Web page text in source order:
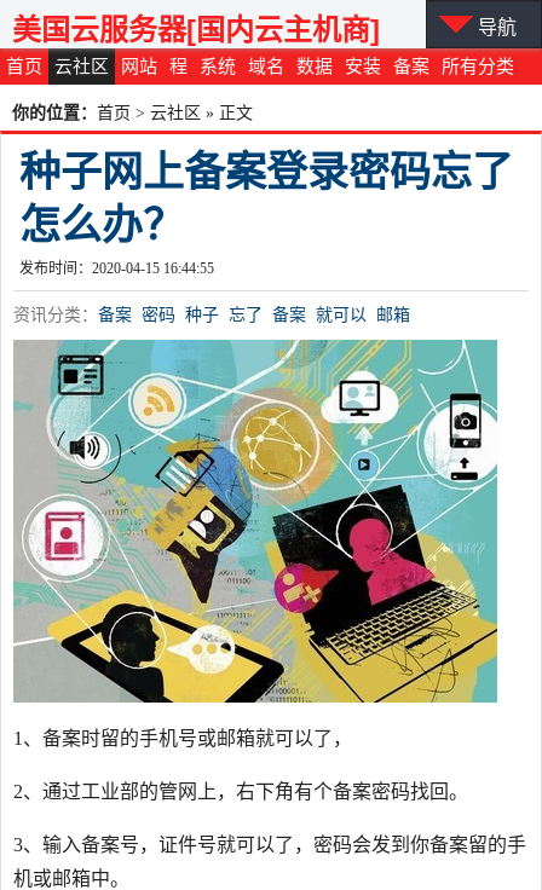
首页 云社区 网站 程 系统 域名 数据 安装 备案 所有分类
美国云服务器[国内云主机商] 导航
你的位置： 首页 > 云社区 » 正文
种子网上备案登录密码忘了
怎么办？
发布时间：2020-04-15 16:44:55
资讯分类： 备案 密码 种子 忘了 备案 就可以 邮箱
1、备案时留的手机号或邮箱就可以了，
2、通过工业部的管网上，右下角有个备案密码找回。
3、输入备案号，证件号就可以了，密码会发到你备案留的手
机或邮箱中。